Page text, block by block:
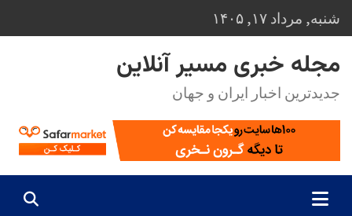
Skip
to
content
شنبه, مرداد ۱۷, ۱۴۰۵
مجله خبری مسیر آنلاین
جدیدترین اخبار ایران و جهان